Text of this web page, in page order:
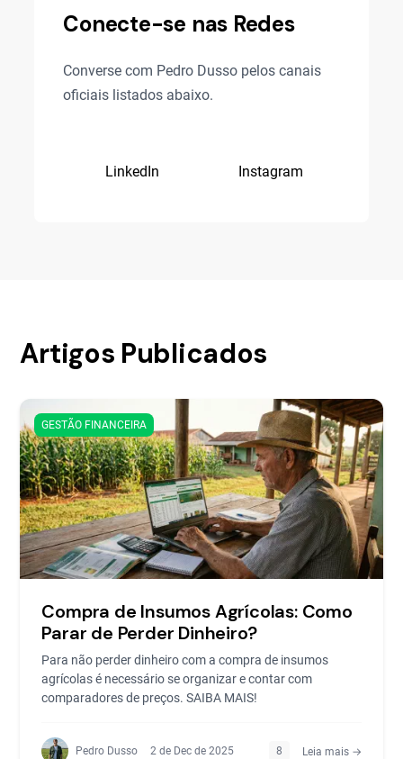
Conecte-se nas Redes
Converse com Pedro Dusso pelos canais
oficiais listados abaixo.
LinkedIn Instagram
Artigos Publicados
GESTÃO FINANCEIRA
Compra de Insumos Agrícolas: Como
Parar de Perder Dinheiro?
Para não perder dinheiro com a compra de insumos
agrícolas é necessário se organizar e contar com
comparadores de preços. SAIBA MAIS!
Pedro Dusso 2 de Dec de 2025 8 Leia mais →